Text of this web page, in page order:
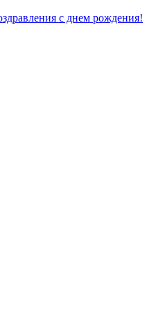
с днем рождения!